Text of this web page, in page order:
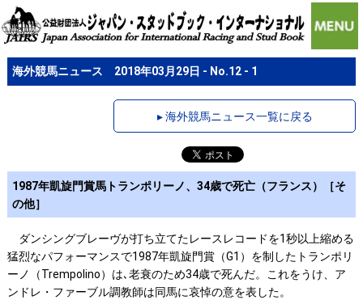
海外競馬ニュース 2018年03月29日 - No.12 - 1
▸ 海外競馬ニュース一覧に戻る
1987年凱旋門賞馬トランポリーノ、34歳で死亡（フランス）［そ
の他］
ダンシングブレーヴが打ち立てたレースレコードを1秒以上縮める
猛烈なパフォーマンスで1987年凱旋門賞（G1）を制したトランポリ
ーノ（Trempolino）は､老衰のため34歳で死んだ。これをうけ、ア
ンドレ・ファーブル調教師は同馬に哀悼の意を表した。